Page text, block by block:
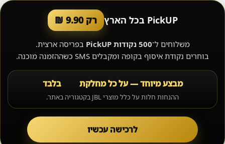
PickUP בכל הארץ רק 9.90 ₪
משלוחים ל־500 נקודות PickUP
בפריסה ארצית.
בוחרים נקודת איסוף בקופה ומקבלים SMS כשההזמנה מוכנה.
מבצע מיוחד — על כל מחלקת בלבד
ההנחות חלות על כלל מוצרי JBL בקטגוריה באתר.
לרכישה עכשיו